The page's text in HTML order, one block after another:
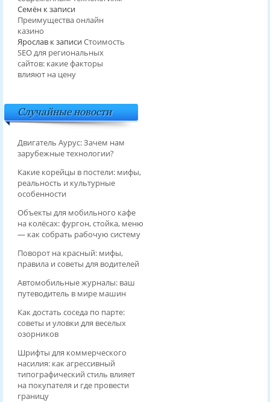
Семёнк записи
Преимущества онлайн
казино
Ярославк записиСтоимость
SEO для региональных
сайтов: какие факторы
влияют на цену
Случайные новости
Двигатель Аурус: Зачем нам
зарубежные технологии?
Какие корейцы в постели: мифы,
реальность и культурные
особенности
Объекты для мобильного кафе
на колёсах: фургон, стойка, меню
— как собрать рабочую систему
Поворот на красный: мифы,
правила и советы для водителей
Автомобильные журналы: ваш
путеводитель в мире машин
Как достать соседа по парте:
советы и уловки для веселых
озорников
Шрифты для коммерческого
насилия: как агрессивный
типографический стиль влияет
на покупателя и где провести
границу